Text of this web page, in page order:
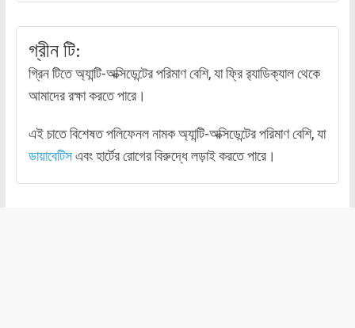
গ্রীন টি:
গ্রিন টিতে অ্যান্টি-অক্সিডেন্টের পরিমাণ বেশি, যা ফ্রি র‌্যাডিক্যাল থেকে
আমাদের রক্ষা করতে পারে।
এই চাতে বিশেষত পলিফেনল নামক অ্যান্টি-অক্সিডেন্টের পরিমাণ বেশি, যা
ডায়াবেটিসএবং হার্টের রোগের বিরুদ্ধে লড়াই করতে পারে।